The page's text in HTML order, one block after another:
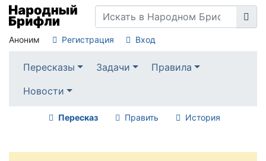
Аноним Регистрация Вход
Пересказы Задачи
Правила
Новости
Пересказ Править История